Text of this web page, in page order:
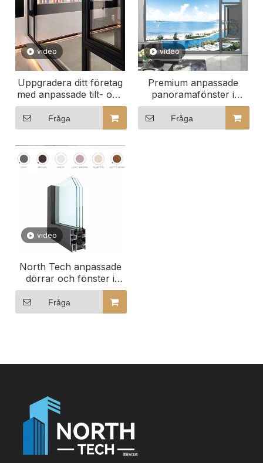
video
Uppgradera ditt företag
med anpassade tilt- och
vridfönster
Fråga
video
Premium anpassade
panoramafönster i
aluminium för moderna
hem
Fråga
video
North Tech anpassade
dörrar och fönster i
aluminium inklusive
storlekstyper och
prestanda
Fråga